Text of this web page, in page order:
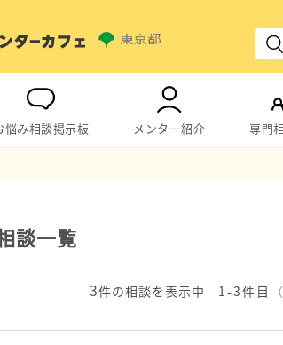
悩み相談掲示板 メンター紹介 専門
談一覧
3件の相談を表示中 1-3件目